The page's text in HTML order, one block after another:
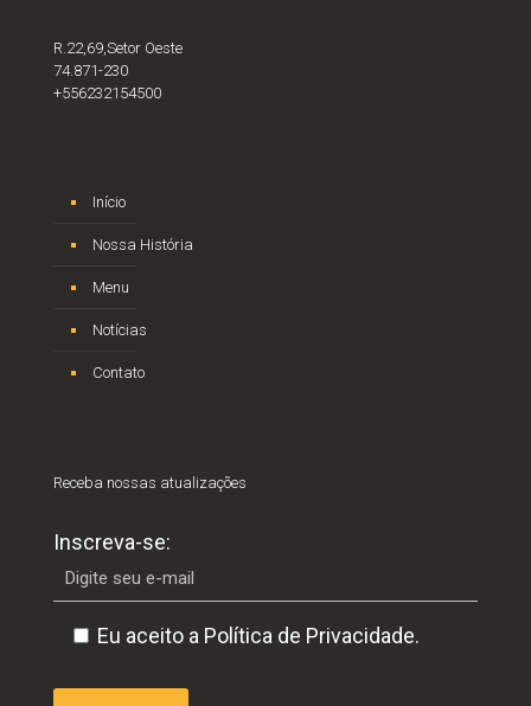
R.22,69,Setor Oeste
74.871-230
+556232154500
Início
Nossa História
Menu
Notícias
Contato
Receba nossas atualizações
Inscreva-se:
Eu aceito a Política de Privacidade.